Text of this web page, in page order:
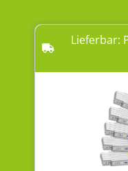
Lieferbar: